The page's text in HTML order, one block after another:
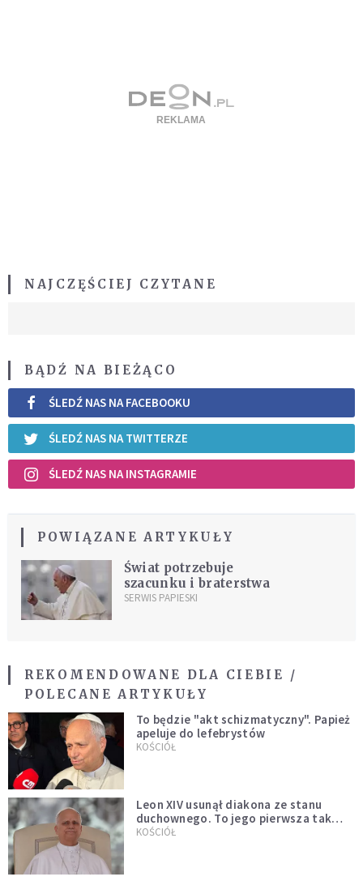
NAJCZĘŚCIEJ CZYTANE
BĄDŹ NA BIEŻĄCO
ŚLEDŹ NAS NA FACEBOOKU
ŚLEDŹ NAS NA TWITTERZE
ŚLEDŹ NAS NA INSTAGRAMIE
POWIĄZANE ARTYKUŁY
Świat potrzebuje
szacunku i braterstwa
SERWIS PAPIESKI
REKOMENDOWANE DLA CIEBIE /
POLECANE ARTYKUŁY
To będzie "akt schizmatyczny". Papież
apeluje do lefebrystów
KOŚCIÓŁ
Leon XIV usunął diakona ze stanu
duchownego. To jego pierwsza tak
bezprecedensowa decyzja
KOŚCIÓŁ